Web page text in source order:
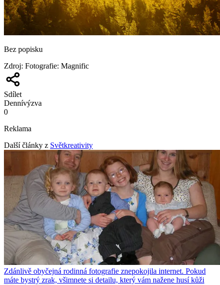
Bez popisku
Zdroj: Fotografie: Magnific
Sdílet
Dennívýzva
0
Reklama
Další články z Světkreativity
Zdánlivě obyčejná rodinná fotografie znepokojila internet. Pokud
máte bystrý zrak, všimnete si detailu, který vám nažene husí kůži